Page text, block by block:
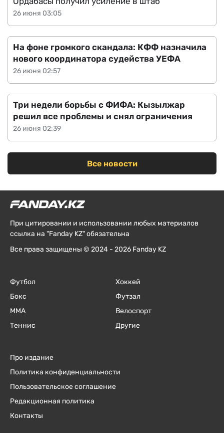
26 июня 03:05
26 июня 02:57
На фоне громкого скандала: КФФ назначила
нового координатора судейства УЕФА
26 июня 02:39
Три недели борьбы с ФИФА: Кызылжар
решил все проблемы и снял ограничения
Все новости
При цитировании и использовании любых материалов
ссылка на "Fanday KZ" обязательна
Все права защищены © 2024 - 2026 Fanday KZ
Футбол
Бокс
ММА
Теннис
Хоккей
Футзал
Велоспорт
Другие
Про издание
Политика конфиденциальности
Пользовательское соглашение
Редакционная политика
Контакты